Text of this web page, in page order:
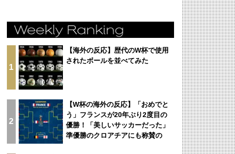
1
【海外の反応】歴代のW杯で使用
されたボールを並べてみた
2
【W杯の海外の反応】「おめでと
う」フランスが20年ぶり2度目の
優勝！「美しいサッカーだった」
準優勝のクロアチアにも称賛の